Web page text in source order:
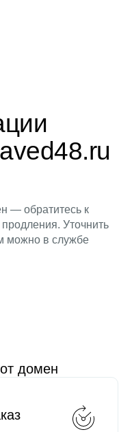
— обратитесь к
Уточнить
можно в службе
домен